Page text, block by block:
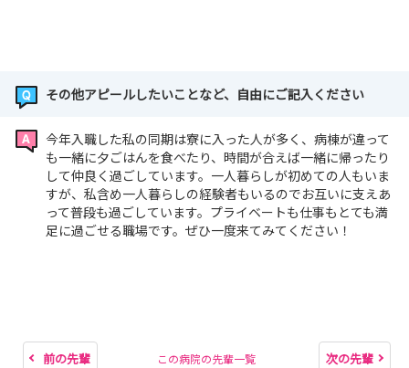
その他アピールしたいことなど、自由にご記入ください
今年入職した私の同期は寮に入った人が多く、病棟が違って
も一緒に夕ごはんを食べたり、時間が合えば一緒に帰ったり
して仲良く過ごしています。一人暮らしが初めての人もいま
すが、私含め一人暮らしの経験者もいるのでお互いに支えあ
って普段も過ごしています。プライベートも仕事もとても満
足に過ごせる職場です。ぜひ一度来てみてください！
前の先輩 この病院の先輩一覧 次の先輩